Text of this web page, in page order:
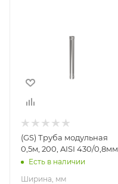
500
Материал
Нержавеющая
сталь
Производитель
(GS) Труба модульная
0,5м, 200, AISI 430/0,8мм
Есть в наличии
Ширина, мм